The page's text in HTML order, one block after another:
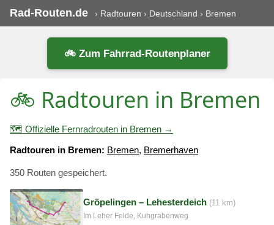
Rad-Routen.de › Radtouren › Deutschland › Bremen
🚲 Zum Fahrrad-Routenplaner
🚲 Radtouren in Bremen
🗺️ Offizielle Fernradrouten in Bremen →
Radtouren in Bremen: Bremen, Bremerhaven
350 Routen gespeichert.
Gröpelingen – Lehesterdeich (11 km)
Im Leher Felde, Kuhgrabenweg